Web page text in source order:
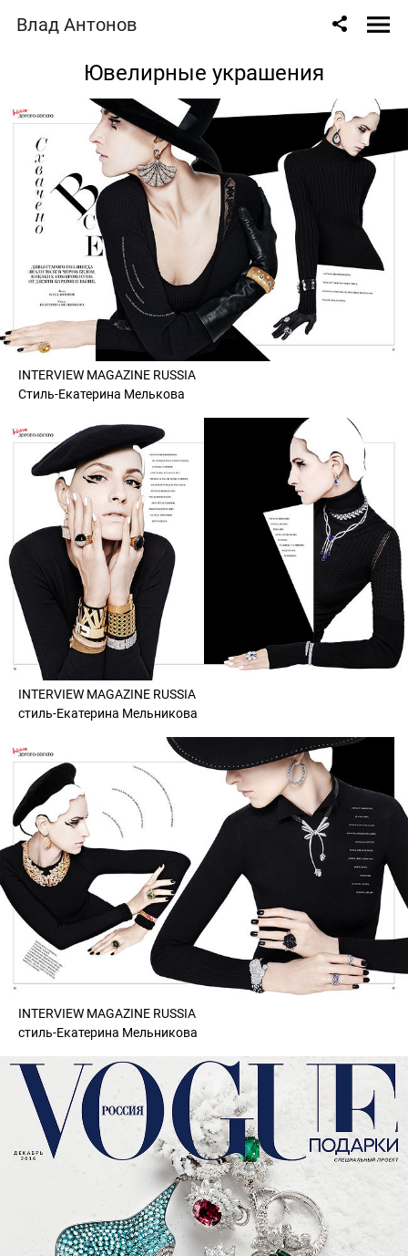
Влад Антонов
Ювелирные украшения
INTERVIEW MAGAZINE RUSSIA
Стиль-Екатерина Мелькова
INTERVIEW MAGAZINE RUSSIA
стиль-Екатерина Мельникова
INTERVIEW MAGAZINE RUSSIA
стиль-Екатерина Мельникова